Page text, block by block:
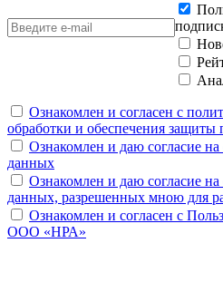
Ознакомлен и согласен с
обработки и обеспечения
Ознакомлен и даю согласие
данных
Ознакомлен и даю согласие
данных, разрешенных мною для
Ознакомлен и согласен с
ООО «НРА»